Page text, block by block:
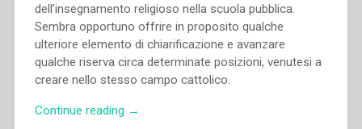
dell’insegnamento religioso nella scuola pubblica.
Sembra opportuno offrire in proposito qualche
ulteriore elemento di chiarificazione e avanzare
qualche riserva circa determinate posizioni, venutesi a
creare nello stesso campo cattolico.
Continue reading “Pietro
→